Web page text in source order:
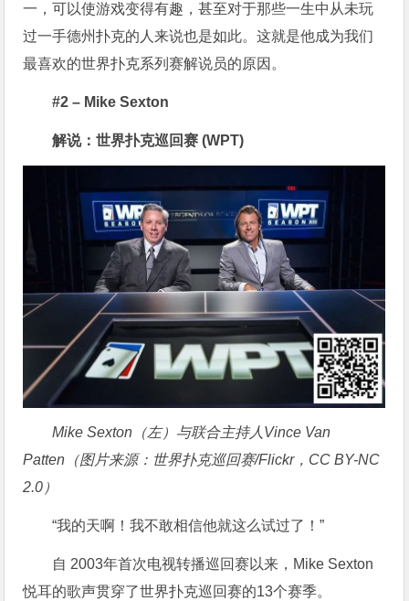
一，可以使游戏变得有趣，甚至对于那些一生中从未玩
过一手德州扑克的人来说也是如此。这就是他成为我们
最喜欢的世界扑克系列赛解说员的原因。
#2 – Mike Sexton
解说：世界扑克巡回赛 (WPT)
Mike Sexton（左）与联合主持人Vince Van
Patten（图片来源：世界扑克巡回赛/Flickr，CC BY-NC
2.0）
“我的天啊！我不敢相信他就这么试过了！”
自 2003年首次电视转播巡回赛以来，Mike Sexton
悦耳的歌声贯穿了世界扑克巡回赛的13个赛季。